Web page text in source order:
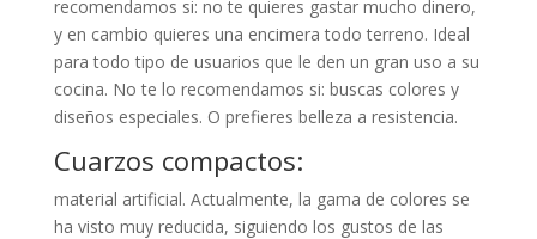
recomendamos si: no te quieres gastar mucho dinero,
y en cambio quieres una encimera todo terreno. Ideal
para todo tipo de usuarios que le den un gran uso a su
cocina. No te lo recomendamos si: buscas colores y
diseños especiales. O prefieres belleza a resistencia.
Cuarzos compactos:
material artificial. Actualmente, la gama de colores se
ha visto muy reducida, siguiendo los gustos de las